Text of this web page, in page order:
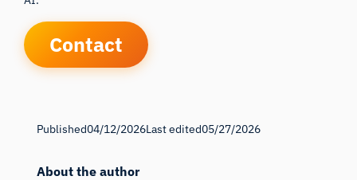
Contact
Published04/12/2026Last edited05/27/2026
About the author